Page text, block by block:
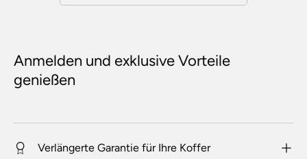
Anmelden und exklusive Vorteile
genießen
Verlängerte Garantie für Ihre Koffer